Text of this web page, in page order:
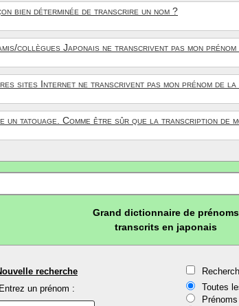
bien déterminée de transcrire un nom ?
collègues Japonais ne transcrivent pas mon
sites Internet ne transcrivent pas mon prénom de la
un tatouage. Comme être sûr que la transcription de
Grand dictionnaire de prénoms
transcrits en japonais
recherche
Entrez un prénom :
Toutes